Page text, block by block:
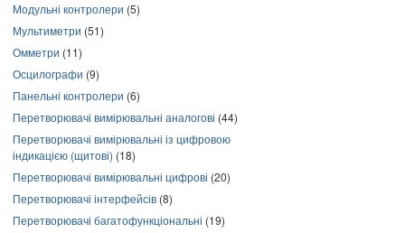
Модульні контролери (5)
Мультиметри (51)
Омметри (11)
Осцилографи (9)
Панельні контролери (6)
Перетворювачі вимірювальні аналогові (44)
Перетворювачі вимірювальні із цифровою
індикацією (щитові) (18)
Перетворювачі вимірювальні цифрові (20)
Перетворювачі інтерфейсів (8)
Перетворювачі багатофункціональні (19)